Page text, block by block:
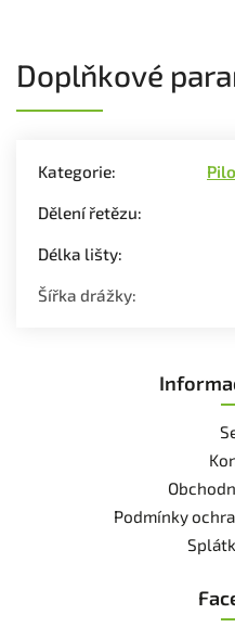
Doplňkové
Kategorie:
Dělení řetězu:
Délka lišty:
Šířka drážky:
Podmínky